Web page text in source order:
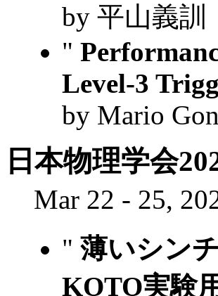
by 平山義訓
"
Level-3
by Mario
日本物理学会
Mar 22 - 25,
" 薄いシン
KOTO実験